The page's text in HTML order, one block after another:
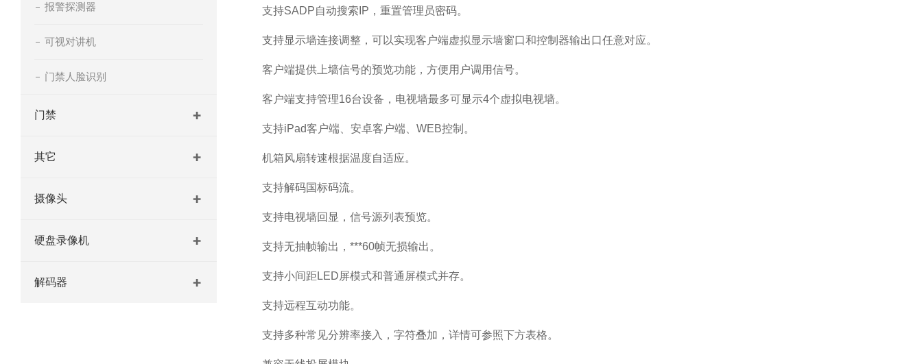
报警探测器
可视对讲机
门禁人脸识别
门禁
其它
摄像头
硬盘录像机
解码器
支持SADP自动搜索IP，重置管理员密码。
支持显示墙连接调整，可以实现客户端虚拟显示墙窗口和控制器输出口任意对应。
客户端提供上墙信号的预览功能，方便用户调用信号。
客户端支持管理16台设备，电视墙最多可显示4个虚拟电视墙。
支持iPad客户端、安卓客户端、WEB控制。
机箱风扇转速根据温度自适应。
支持解码国标码流。
支持电视墙回显，信号源列表预览。
支持无抽帧输出，***60帧无损输出。
支持小间距LED屏模式和普通屏模式并存。
支持远程互动功能。
支持多种常见分辨率接入，字符叠加，详情可参照下方表格。